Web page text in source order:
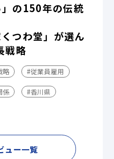
の150年の伝統
つわ堂」が選ん
戦略
略 #従業員雇用
係 #香川県
ュー一覧